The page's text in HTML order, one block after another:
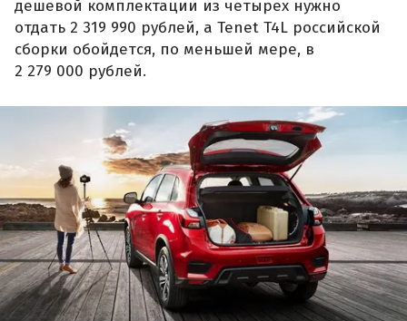
дешевой комплектации из четырех нужно
отдать 2 319 990 рублей, а Tenet T4L российской
сборки обойдется, по меньшей мере, в
2 279 000 рублей.